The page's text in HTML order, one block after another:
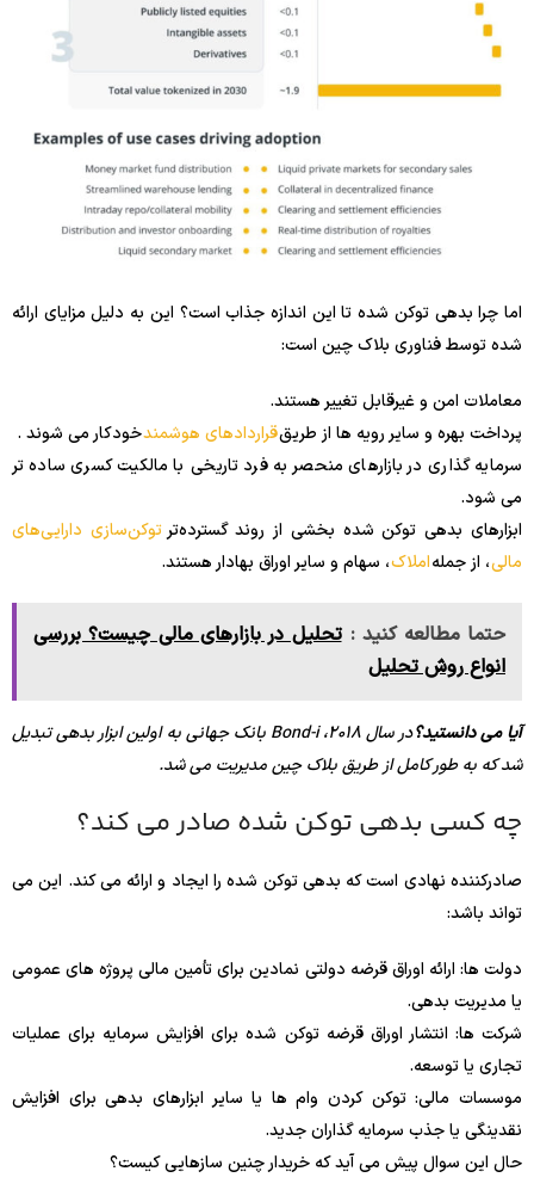
اما چرا بدهی توکن شده تا این اندازه جذاب است؟ این به دلیل مزایای ارائه
شده توسط فناوری بلاک چین است:
معاملات امن و غیرقابل تغییر هستند.
پرداخت بهره و سایر رویه ها از طریققراردادهای هوشمندخودکار می شوند .
سرمایه گذاری در بازارهای منحصر به فرد تاریخی با مالکیت کسری ساده تر
می شود.
ابزارهای بدهی توکن شده بخشی از روند گسترده‌ترتوکن‌سازی دارایی‌های
مالی، از جملهاملاک، سهام و سایر اوراق بهادار هستند.
حتما مطالعه کنید : تحلیل در بازارهای مالی چیست؟ بررسی
انواع روش تحلیل
آیا می دانستید؟
در سال 2018، Bond-i بانک جهانی به اولین ابزار بدهی تبدیل
شد که به طور کامل از طریق بلاک چین مدیریت می شد.
چه کسی بدهی توکن شده صادر می کند؟
صادرکننده نهادی است که بدهی توکن شده را ایجاد و ارائه می کند. این می
تواند باشد:
دولت ها: ارائه اوراق قرضه دولتی نمادین برای تأمین مالی پروژه های عمومی
یا مدیریت بدهی.
شرکت ها: انتشار اوراق قرضه توکن شده برای افزایش سرمایه برای عملیات
تجاری یا توسعه.
موسسات مالی: توکن کردن وام ها یا سایر ابزارهای بدهی برای افزایش
نقدینگی یا جذب سرمایه گذاران جدید.
حال این سوال پیش می آید که خریدار چنین سازهایی کیست؟